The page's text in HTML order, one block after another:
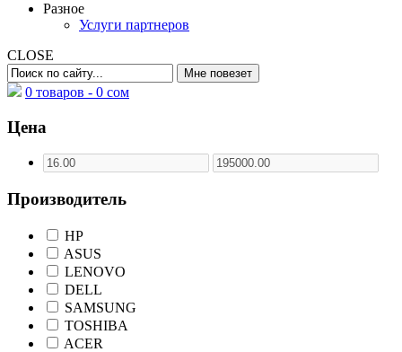
Разное
Услуги партнеров
CLOSE
0 товаров - 0 сом
Цена
Производитель
HP
ASUS
LENOVO
DELL
SAMSUNG
TOSHIBA
ACER